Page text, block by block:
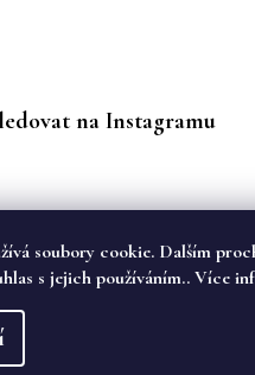
soubory cookie. Dalším
s jejich používáním.. Více
na Instagramu